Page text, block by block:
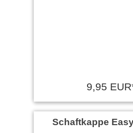
9,95
Schaftkappe